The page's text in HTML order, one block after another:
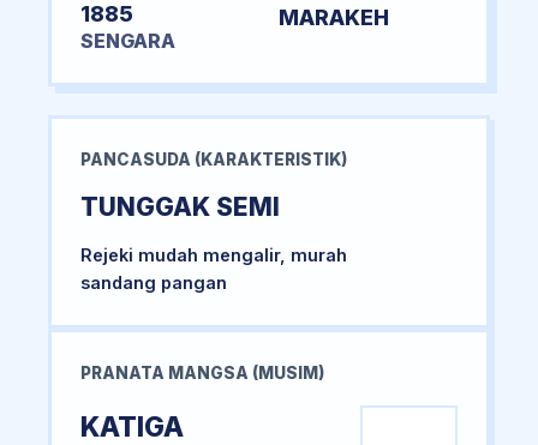
1885
SENGARA
MARAKEH
PANCASUDA (KARAKTERISTIK)
TUNGGAK SEMI
Rejeki mudah mengalir, murah
sandang pangan
PRANATA MANGSA (MUSIM)
KATIGA